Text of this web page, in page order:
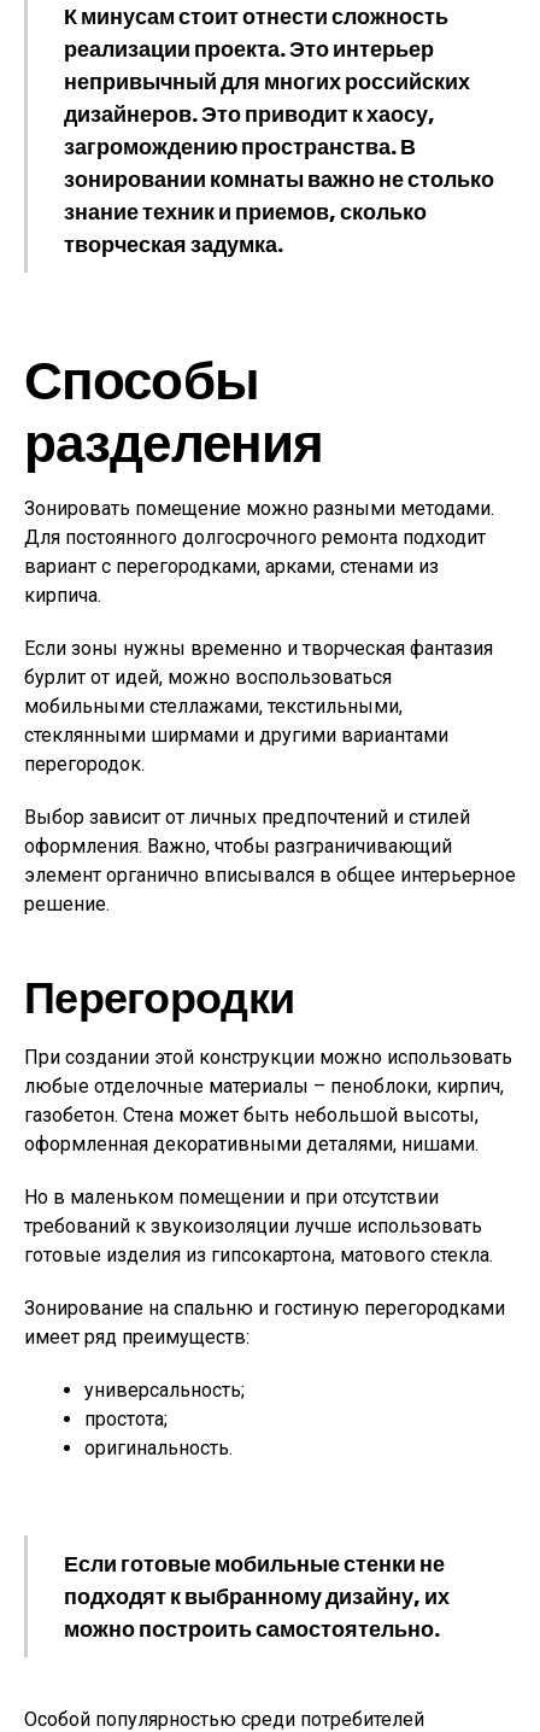
К минусам стоит отнести сложность
реализации проекта. Это интерьер
непривычный для многих российских
дизайнеров. Это приводит к хаосу,
загромождению пространства. В
зонировании комнаты важно не столько
знание техник и приемов, сколько
творческая задумка.
Способы
разделения
Зонировать помещение можно разными методами.
Для постоянного долгосрочного ремонта подходит
вариант с перегородками, арками, стенами из
кирпича.
Если зоны нужны временно и творческая фантазия
бурлит от идей, можно воспользоваться
мобильными стеллажами, текстильными,
стеклянными ширмами и другими вариантами
перегородок.
Выбор зависит от личных предпочтений и стилей
оформления. Важно, чтобы разграничивающий
элемент органично вписывался в общее интерьерное
решение.
Перегородки
При создании этой конструкции можно использовать
любые отделочные материалы – пеноблоки, кирпич,
газобетон. Стена может быть небольшой высоты,
оформленная декоративными деталями, нишами.
Но в маленьком помещении и при отсутствии
требований к звукоизоляции лучше использовать
готовые изделия из гипсокартона, матового стекла.
Зонирование на спальню и гостиную перегородками
имеет ряд преимуществ:
универсальность;
простота;
оригинальность.
Если готовые мобильные стенки не
подходят к выбранному дизайну, их
можно построить самостоятельно.
Особой популярностью среди потребителей